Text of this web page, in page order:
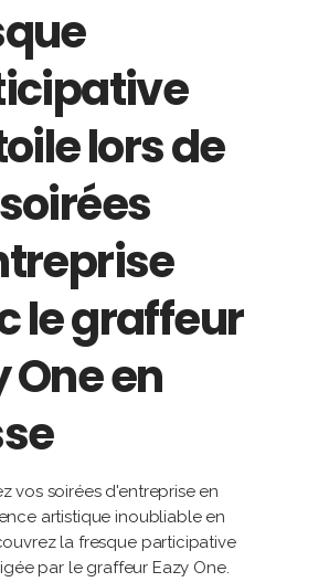
lors de
le graffeur
One en
vos soirées d'entreprise en
artistique inoubliable en
la fresque participative
par le graffeur Eazy One.